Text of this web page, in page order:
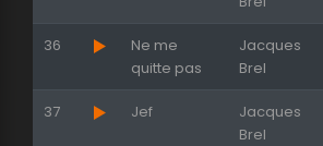
36
Ne me
quitte pas
Jacques
Brel
37 Jef
Jacques
Brel